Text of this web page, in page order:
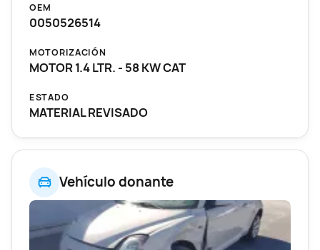
Vehículo donante
OEM
0050526514
MOTORIZACIÓN
MOTOR 1.4 LTR. - 58 KW CAT
ESTADO
MATERIAL REVISADO